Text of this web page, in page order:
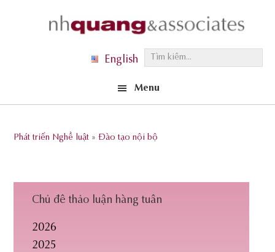
m
.
.
English
Menu
Phát triển Nghề luật »Đào tạo nội bộ
Chủ đề thảo luận hàng tuần
2026
2025